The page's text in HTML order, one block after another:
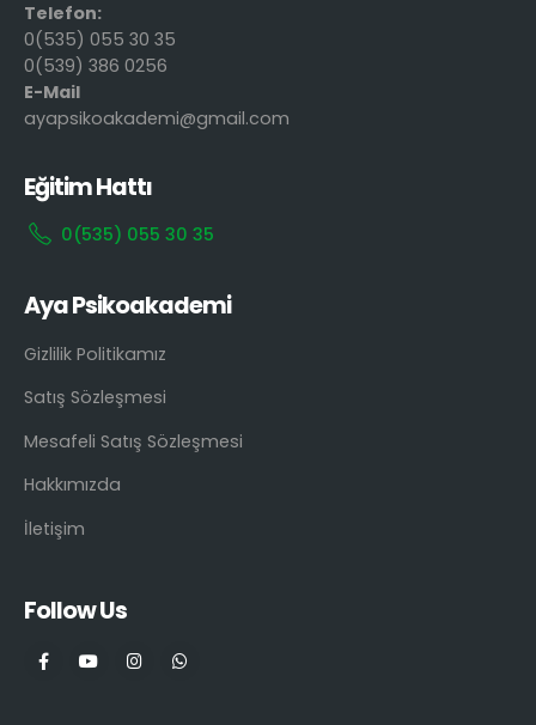
Telefon:
0(535) 055 30 35
0(539) 386 0256
E-Mail
ayapsikoakademi@gmail.com
Eğitim Hattı
0(535) 055 30 35
Aya Psikoakademi
Gizlilik Politikamız
Satış Sözleşmesi
Mesafeli Satış Sözleşmesi
Hakkımızda
İletişim
Follow Us